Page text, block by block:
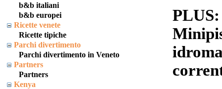
b&b italiani
b&b europei
Ricette venete
Ricette tipiche
Parchi divertimento
Parchi divertimento in Veneto
Partners
Partners
Kenya